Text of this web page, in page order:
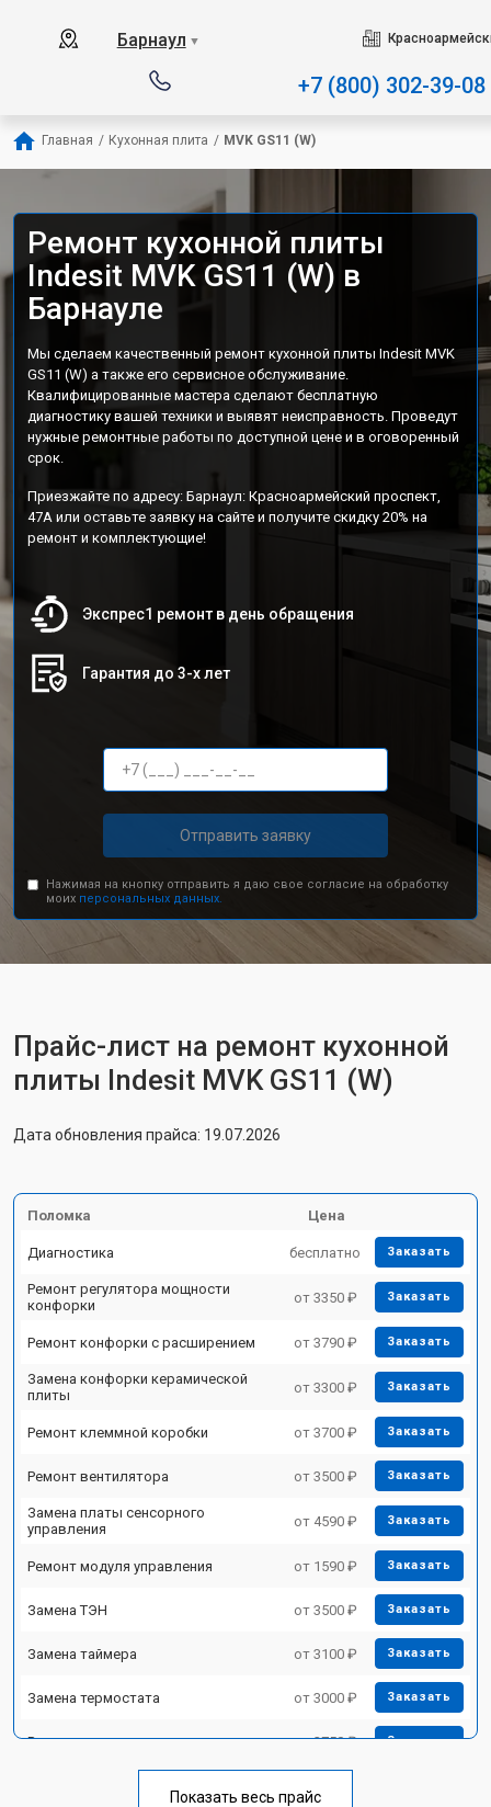
Барнаул ▼
+7 (800) 302-39-08
Главная / Кухонная плита / MVK GS11 (W)
Ремонт кухонной плиты
Indesit MVK GS11 (W) в
Барнауле
Мы сделаем качественный ремонт кухонной плиты Indesit MVK
GS11 (W) а также его сервисное обслуживание.
Квалифицированные мастера сделают бесплатную
диагностику вашей техники и выявят неисправность. Проведут
нужные ремонтные работы по доступной цене и в оговоренный
срок.
Приезжайте по адресу: Барнаул: Красноармейский проспект,
47А или оставьте заявку на сайте и получите скидку 20% на
ремонт и комплектующие!
Экспрес1 ремонт в день обращения
Гарантия до 3-х лет
Отправить заявку
Нажимая на кнопку отправить я даю свое согласие на обработку
моих персональных данных.
Прайс-лист на ремонт кухонной
плиты Indesit MVK GS11 (W)
Дата обновления прайса: 19.07.2026
Поломка Цена
Диагностика бесплатно Заказать
Ремонт регулятора мощности
конфорки
от 3350 ₽ Заказать
Ремонт конфорки с расширением от 3790 ₽ Заказать
Замена конфорки керамической
плиты
от 3300 ₽ Заказать
Ремонт клеммной коробки от 3700 ₽ Заказать
Ремонт вентилятора от 3500 ₽ Заказать
Замена платы сенсорного
управления
от 4590 ₽ Заказать
Ремонт модуля управления от 1590 ₽ Заказать
Замена ТЭН от 3500 ₽ Заказать
Замена таймера от 3100 ₽ Заказать
Замена термостата от 3000 ₽ Заказать
Ремонт электропроводки от 2750 ₽ Заказать
Показать весь прайс